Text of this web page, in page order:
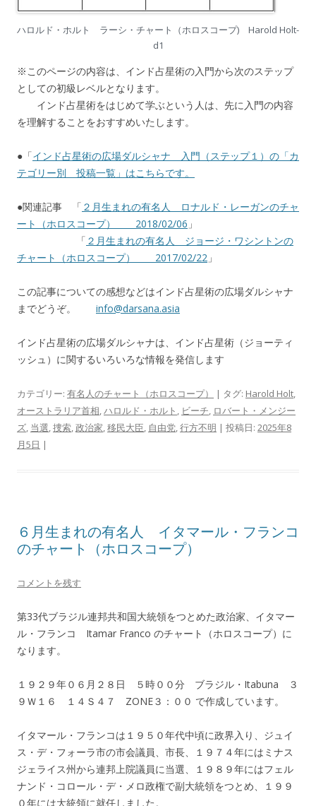
ハロルド・ホルト ラーシ・チャート（ホロスコープ) Harold Holt-
d1
※このページの内容は、インド占星術の入門から次のステップ
としての初級レベルとなります。
インド占星術をはじめて学ぶという人は、先に入門の内容
を理解することをおすすめいたします。
●「インド占星術の広場ダルシャナ 入門（ステップ１）の「カ
テゴリー別 投稿一覧」はこちらです。
●関連記事 「 ２月生まれの有名人 ロナルド・レーガンのチャ
ート（ホロスコープ） 2018/02/06 」
「 ２月生まれの有名人 ジョージ・ワシントンの
チャート（ホロスコープ） 2017/02/22 」
この記事についての感想などはインド占星術の広場ダルシャナ
までどうぞ。 info@darsana.asia
インド占星術の広場ダルシャナは、インド占星術（ジョーティ
ッシュ）に関するいろいろな情報を発信します
カテゴリー: 有名人のチャート（ホロスコープ） | タグ: Harold Holt,
オーストラリア首相,ハロルド・ホルト , ビーチ, ロバート・メンジー
ズ, 当選,捜索,政治家,移民大臣, 自由党,行方不明 | 投稿日: 2025年8
月5日 |
６月生まれの有名人 イタマール・フランコ
のチャート（ホロスコープ）
コメントを残す
第33代ブラジル連邦共和国大統領をつとめた政治家、イタマー
ル・フランコ Itamar Franco のチャート（ホロスコープ）に
なります。
１９２９年０６月２８日 ５時００分 ブラジル・Itabuna ３
９Ｗ１６ １４Ｓ４７ ZONE３：００ で作成しています。
イタマール・フランコは１９５０年代中頃に政界入り、ジュイ
ス・デ・フォーラ市の市会議員、市長、１９７４年にはミナス
ジェライス州から連邦上院議員に当選、１９８９年にはフェル
ナンド・コロール・デ・メロ政権で副大統領をつとめ、１９９
０年には大統領に就任しました。